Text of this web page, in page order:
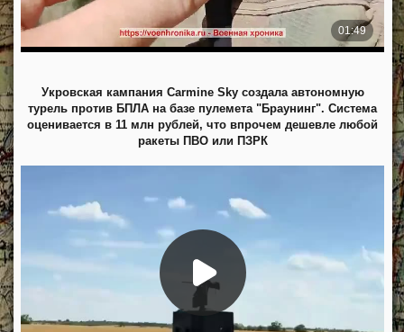
Укровская кампания Carmine Sky создала автономную
турель против БПЛА на базе пулемета "Браунинг". Система
оценивается в 11 млн рублей, что впрочем дешевле любой
ракеты ПВО или ПЗРК